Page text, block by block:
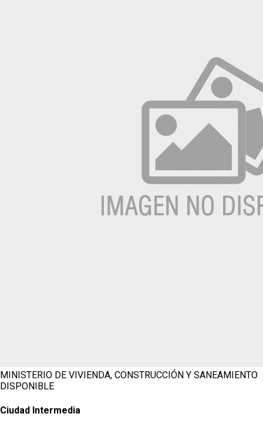
MINISTERIO DE VIVIENDA, CONSTRUCCIÓN Y SANEAMIENTO
DISPONIBLE
Ciudad Intermedia